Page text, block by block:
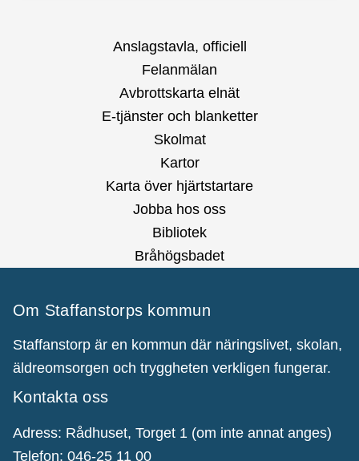
Anslagstavla, officiell
Felanmälan
Avbrottskarta elnät
E-tjänster och blanketter
Skolmat
Kartor
Karta över hjärtstartare
Jobba hos oss
Bibliotek
Bråhögsbadet
Om Staffanstorps kommun
Staffanstorp är en kommun där näringslivet, skolan,
äldreomsorgen och tryggheten verkligen fungerar.
Kontakta oss
Adress: Rådhuset, Torget 1 (om inte annat anges)
Telefon: 046-25 11 00